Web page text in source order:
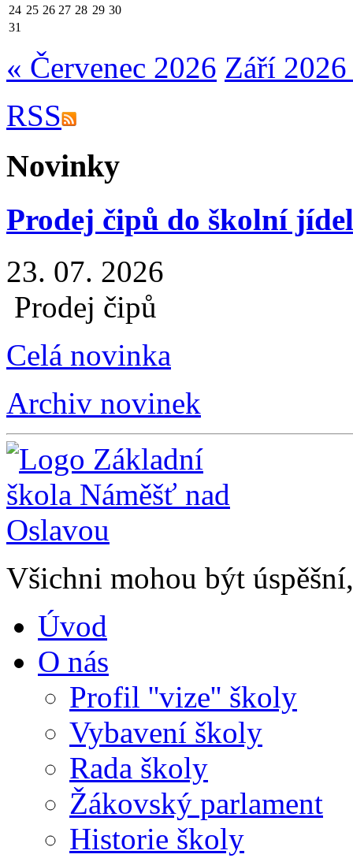
24 25 26 27 28 29 30
31
« Červenec 2026 Září
RSS
Novinky
Prodej čipů do školní
23. 07. 2026
Prodej čipů
Celá novinka
Archiv novinek
Všichni mohou být
Úvod
O nás
Profil ''vize'' školy
Vybavení školy
Rada školy
Žákovský parlament
Historie školy